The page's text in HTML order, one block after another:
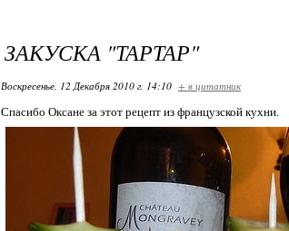
ЗАКУСКА "ТАРТАР"
Воскресенье, 12 Декабря 2010 г. 14:10 + в цитатник
Спасибо Оксане за этот рецепт из французской кухни.